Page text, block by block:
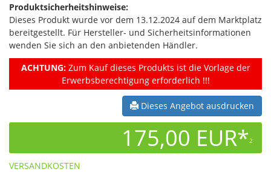
Produktsicherheitshinweise:
Dieses Produkt wurde vor dem 13.12.2024 auf dem Marktplatz
bereitgestellt. Für Hersteller- und Sicherheitsinformationen
wenden Sie sich an den anbietenden Händler.
ACHTUNG:Zum Kauf dieses Produkts ist die Vorlage der
Erwerbsberechtigung erforderlich !!!
Dieses Angebot ausdrucken
175,00 EUR*2
VERSANDKOSTEN